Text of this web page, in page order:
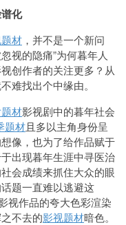
化
材 ，并不是一个新问
视的隐痛”为何暮年人
创作者的关注更多？从
难找出个中缘由。
材影视剧中的暮年社会
题材且多以主角身份呈
像，也为了给作品赋于
出现暮年生涯中寻医治
会成绩来抓住大众的眼
题一直难以逃避这
视作品的夸大色彩渲染
不去的影视题材暗色。